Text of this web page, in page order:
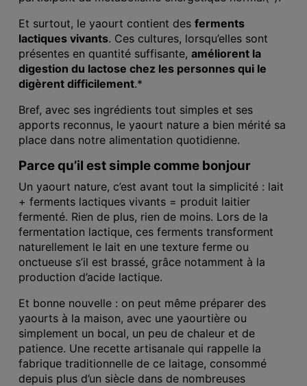
Et surtout, le yaourt contient des ferments
lactiques vivants. Ces cultures, lorsqu’elles sont
présentes en quantité suffisante, améliorent la
digestion du lactose chez les personnes qui le
digèrent difficilement.*
Bref, avec ses ingrédients tout simples et ses
apports reconnus, le yaourt nature a bien mérité sa
place dans notre alimentation quotidienne.
Parce qu’il est simple comme bonjour
Un yaourt nature, c’est avant tout la simplicité : lait
+ ferments lactiques vivants = produit laitier
fermenté. Rien de plus, rien de moins. Lors de la
fermentation lactique, ces ferments transforment
naturellement le lait en une texture ferme ou
onctueuse s’il est brassé, grâce notamment à la
production d’acide lactique.
Et bonne nouvelle : on peut même préparer des
yaourts à la maison, avec une yaourtière ou
simplement un bocal, un peu de chaleur et de
patience. Une recette artisanale qui rappelle la
fabrique traditionnelle de ce laitage, consommé
depuis plus d’un siècle dans de nombreuses